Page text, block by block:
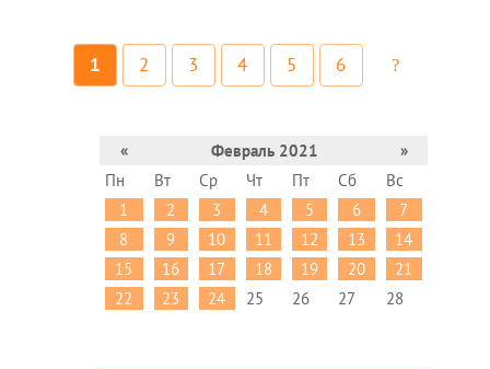
1 2 3 4 5 6
« Февраль 2021
»
Пн
Вт Ср Чт Пт Сб
Вс
1
2 3 4 5 6
7
8
9 10 11 12 13
14
15
16 17 18 19 20
21
22
23 24 25 26 27 28